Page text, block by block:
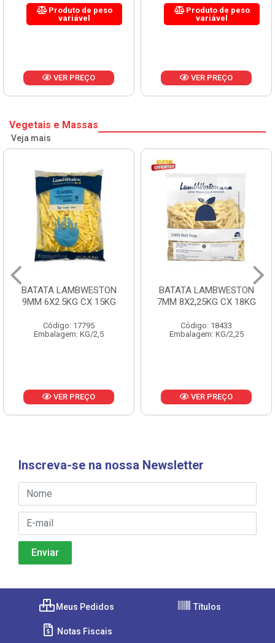
Produto de peso
variável
VER PREÇO
Produto de peso
variável
VER PREÇO
Vegetais e Massas
Veja mais
BATATA LAMBWESTON
9MM 6X2.5KG CX 15KG
Código: 17795
Embalagem: KG/2,5
VER PREÇO
BATATA LAMBWESTON
7MM 8X2,25KG CX 18KG
Código: 18433
Embalagem: KG/2,25
VER PREÇO
Inscreva-se na nossa Newsletter
Meus Pedidos Títulos
Notas Fiscais